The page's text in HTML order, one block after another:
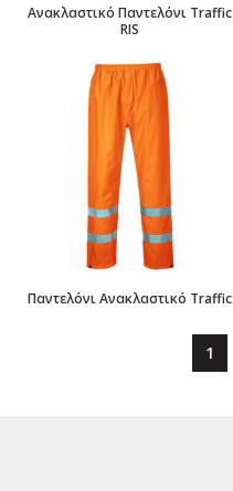
Ανακλαστικό Παντελόνι Traffic
RIS
Παντελόνι Ανακλαστικό Traffic
1